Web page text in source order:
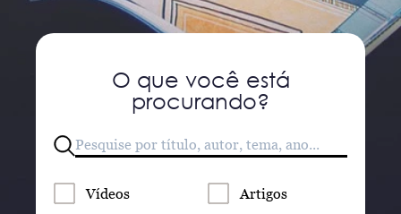
O que você está
procurando?
Vídeos Artigos